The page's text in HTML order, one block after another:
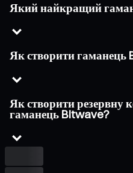
Який найкращий
Як створити гаманець
Як створити резервну
гаманець Bitwave?